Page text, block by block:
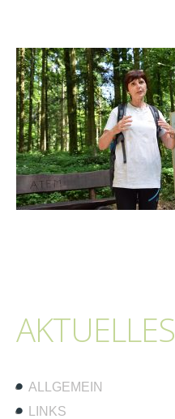
AKTUELLES
ALLGEMEIN
LINKS